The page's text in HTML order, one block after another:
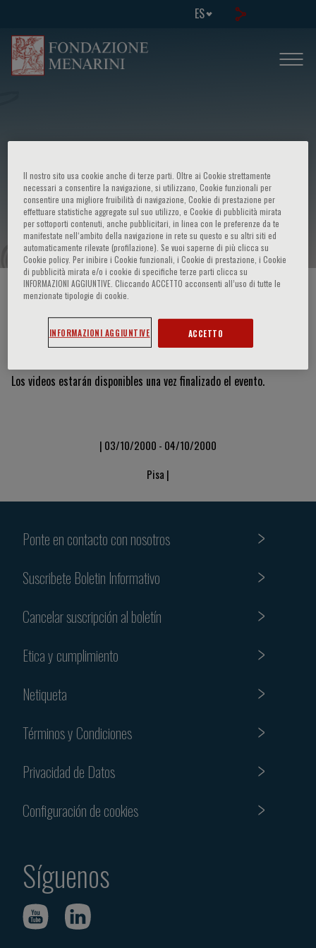
ES
Sixth international congress -
Advances in management of
malignancies
HOME PAGE / CURSOS Y EVENTOS
Vídeos y diapositivas
Los videos estarán disponibles una vez finalizado el evento.
| 03/10/2000 - 04/10/2000
Pisa |
Ponte en contacto con nosotros
Suscribete Boletin Informativo
Cancelar suscripción al boletín
Etica y cumplimiento
Netiqueta
Términos y Condiciones
Privacidad de Datos
Configuración de cookies
Síguenos
Il nostro sito usa cookie anche di terze parti. Oltre ai Cookie strettamente
necessari a consentire la navigazione, si utilizzano, Cookie funzionali per
consentire una migliore fruibilità di navigazione, Cookie di prestazione per
effettuare statistiche aggregate sul suo utilizzo, e Cookie di pubblicità mirata
per sottoporti contenuti, anche pubblicitari, in linea con le preferenze da te
manifestate nell‘ambito della navigazione in rete su questo e su altri siti ed
automaticamente rilevate (profilazione). Se vuoi saperne di più clicca su
Cookie policy. Per inibire i Cookie funzionali, i Cookie di prestazione, i Cookie
di pubblicità mirata e/o i cookie di specifiche terze parti clicca su
INFORMAZIONI AGGIUNTIVE. Cliccando ACCETTO acconsenti all’uso di tutte le
menzionate tipologie di cookie.
INFORMAZIONI AGGIUNTIVE ACCETTO